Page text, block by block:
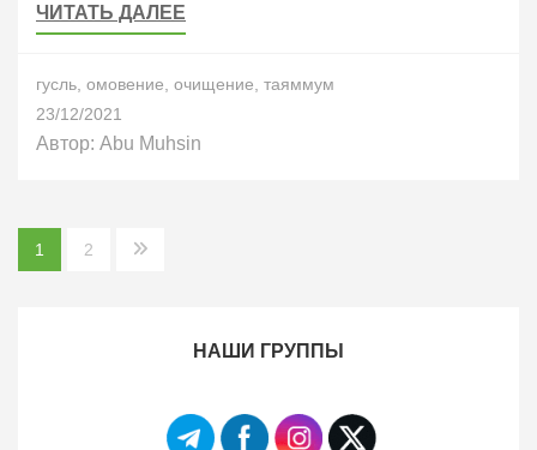
ЧИТАТЬ ДАЛЕЕ
гусль омовение очищение таяммум
23/12/2021
Автор: Abu Muhsin
Пагинация
записей
1 2
НАШИ ГРУППЫ